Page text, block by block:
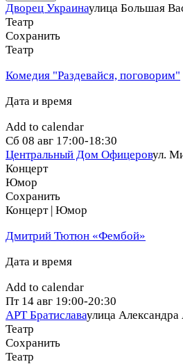
Дворец Украинаулица Большая
Театр
Сохранить
Театр
Комедия "Раздевайся, поговорим"
Дата и время
Add to calendar
Сб 08 авг 17:00-18:30
Центральный Дом Офицеровул.
Концерт
Юмор
Сохранить
Концерт | Юмор
Дмитрий Тютюн «Фембой»
Дата и время
Add to calendar
Пт 14 авг 19:00-20:30
АРТ Братиславаулица
Театр
Сохранить
Театр